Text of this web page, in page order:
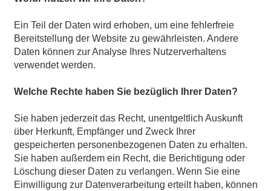
Ein Teil der Daten wird erhoben, um eine fehlerfreie
Bereitstellung der Website zu gewährleisten. Andere
Daten können zur Analyse Ihres Nutzerverhaltens
verwendet werden.
Welche Rechte haben Sie bezüglich Ihrer Daten?
Sie haben jederzeit das Recht, unentgeltlich Auskunft
über Herkunft, Empfänger und Zweck Ihrer
gespeicherten personenbezogenen Daten zu erhalten.
Sie haben außerdem ein Recht, die Berichtigung oder
Löschung dieser Daten zu verlangen. Wenn Sie eine
Einwilligung zur Datenverarbeitung erteilt haben, können